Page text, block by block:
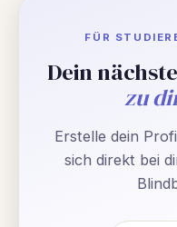
FÜR
Dein
zu
Erstelle dein
sich direkt bei